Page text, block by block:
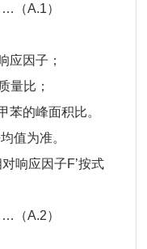
A.1）
应因子；
量比；
的峰面积比。
值为准。
响应因子F’按式
A.2）